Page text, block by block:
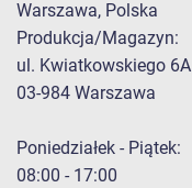
Warszawa, Polska
Produkcja/Magazyn:
ul. Kwiatkowskiego 6A
03-984 Warszawa
Poniedziałek - Piątek:
08:00 - 17:00